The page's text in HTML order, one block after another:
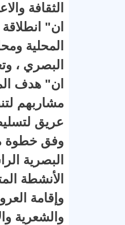
الثقافة
ان"
المحلية
البصري ،
ان" هدف
مشاربهم
عريق
وفق خطوة
البصرية
الأنشطة
وإقامة
والشعرية